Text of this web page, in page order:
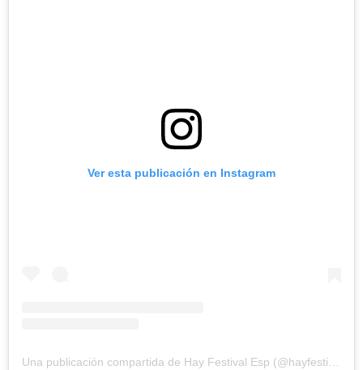
Ver esta publicación en Instagram
Una publicación compartida de Hay Festival Esp (@hayfestival_esp)